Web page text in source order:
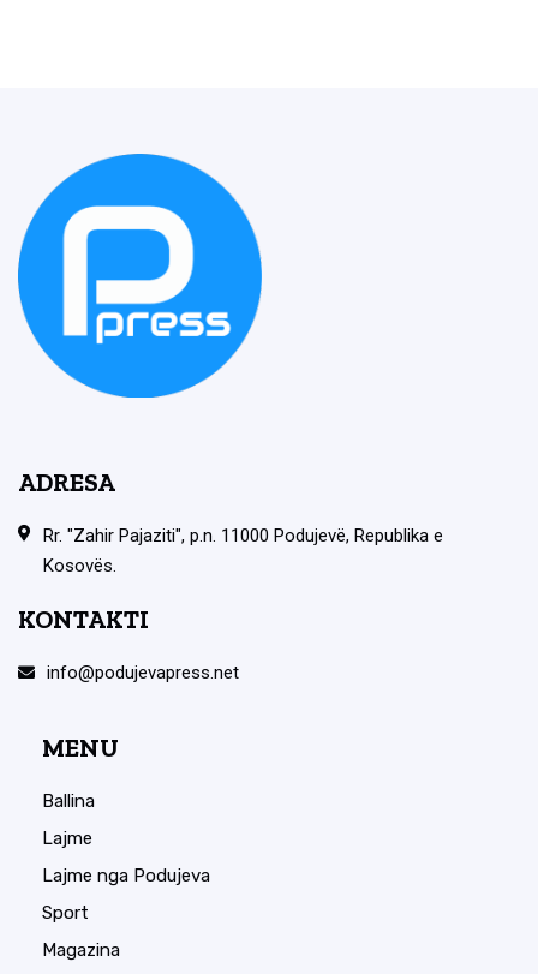
ADRESA
Rr. "Zahir Pajaziti", p.n. 11000 Podujevë, Republika e
Kosovës.
KONTAKTI
info@podujevapress.net
MENU
Ballina
Lajme
Lajme nga Podujeva
Sport
Magazina